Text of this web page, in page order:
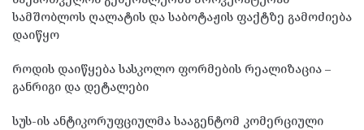
სამშობლოს ღალატის და საბოტაჟის ფაქტზე გამოძიება
დაიწყო
როდის დაიწყება სასკოლო ფორმების რეალიზაცია –
განრიგი და დეტალები
სუს-ის ანტიკორუფციულმა სააგენტომ კომერციული